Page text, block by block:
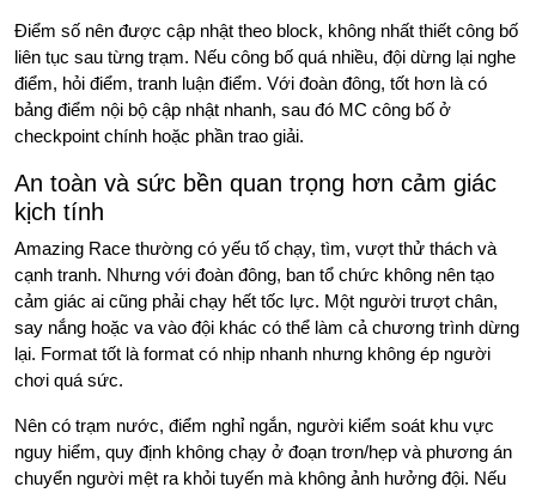
Điểm số nên được cập nhật theo block, không nhất thiết công bố
liên tục sau từng trạm. Nếu công bố quá nhiều, đội dừng lại nghe
điểm, hỏi điểm, tranh luận điểm. Với đoàn đông, tốt hơn là có
bảng điểm nội bộ cập nhật nhanh, sau đó MC công bố ở
checkpoint chính hoặc phần trao giải.
An toàn và sức bền quan trọng hơn cảm giác
kịch tính
Amazing Race thường có yếu tố chạy, tìm, vượt thử thách và
cạnh tranh. Nhưng với đoàn đông, ban tổ chức không nên tạo
cảm giác ai cũng phải chạy hết tốc lực. Một người trượt chân,
say nắng hoặc va vào đội khác có thể làm cả chương trình dừng
lại. Format tốt là format có nhịp nhanh nhưng không ép người
chơi quá sức.
Nên có trạm nước, điểm nghỉ ngắn, người kiểm soát khu vực
nguy hiểm, quy định không chạy ở đoạn trơn/hẹp và phương án
chuyển người mệt ra khỏi tuyến mà không ảnh hưởng đội. Nếu